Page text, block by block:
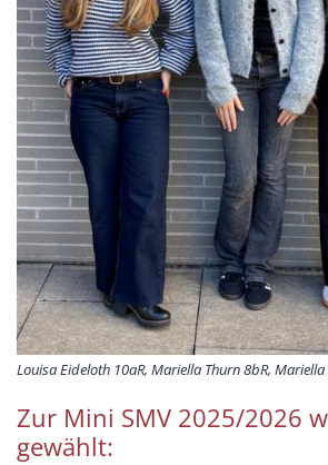
Louisa Eideloth 10aR, Mariella Thurn 8bR, Mariella
Zur Mini SMV 2025/2026
gewählt: